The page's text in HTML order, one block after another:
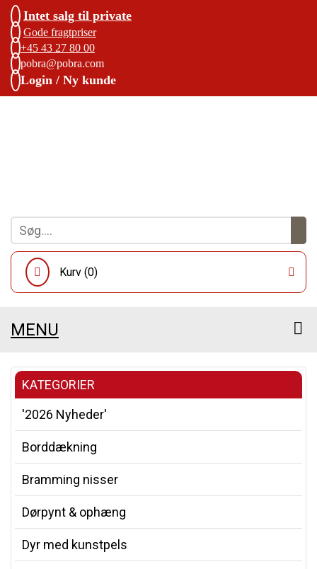
Intet salg til private
Gode fragtpriser
+45 43 27 80 00
pobra@pobra.com
Login / Ny kunde
Kurv (0)
MENU
KATEGORIER
'2026 Nyheder'
Borddækning
Bramming nisser
Dørpynt & ophæng
Dyr med kunstpels